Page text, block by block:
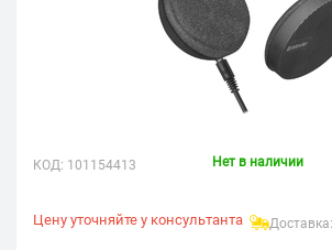
КОД: 101154413 Нет в наличии
Цену уточняйте у консультанта Доставка: